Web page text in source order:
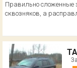
Правильно сложенные
сквозняков, а